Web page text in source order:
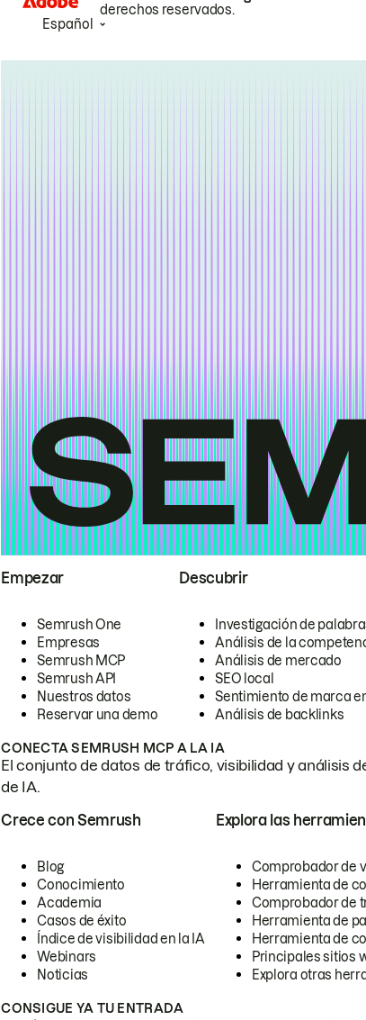
Empezar
Semrush One
Empresas
Semrush MCP
Semrush API
Nuestros datos
Reservar una demo
Descubrir
Investigación de
Análisis de la
Análisis de mercado
SEO local
Sentimiento de marca
Análisis de backlinks
CONECTA SEMRUSH MCP A LA IA
El conjunto de datos de tráfico, visibilidad y análisis
de IA.
Crece con Semrush
Blog
Conocimiento
Academia
Casos de éxito
Índice de visibilidad en la IA
Webinars
Noticias
Explora las
Comprobador de
Herramienta de
Comprobador de
Herramienta de
Herramienta de
Principales sitios
Explora otras
CONSIGUE YA TU ENTRADA
derechos reservados.
Español